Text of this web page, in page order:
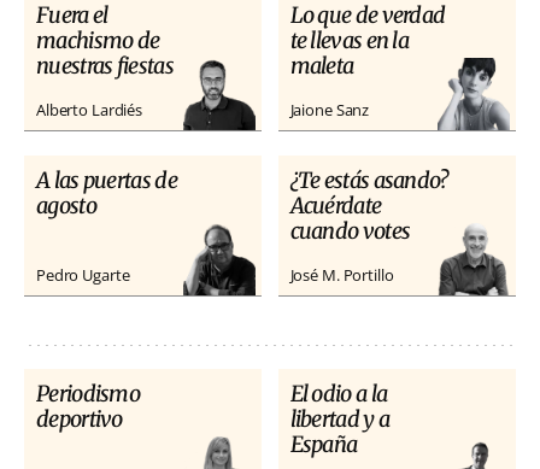
Fuera el
machismo de
nuestras fiestas
Alberto Lardiés
Lo que de verdad
te llevas en la
maleta
Jaione Sanz
A las puertas de
agosto
Pedro Ugarte
¿Te estás asando?
Acuérdate
cuando votes
José M. Portillo
Periodismo
deportivo
El odio a la
libertad y a
España